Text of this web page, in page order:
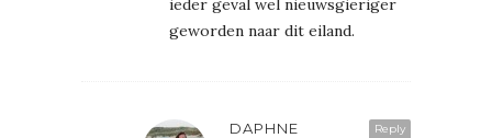
geworden naar dit eiland.
Reply
DAPHNE